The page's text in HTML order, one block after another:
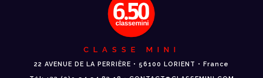
CLASSE MINI
22 AVENUE DE LA PERRIÈRE • 56100 LORIENT • France